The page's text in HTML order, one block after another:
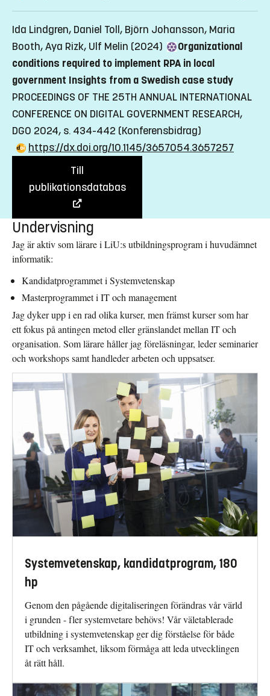
Ida Lindgren, Daniel Toll, Björn Johansson, Maria
Booth, Aya Rizk, Ulf Melin (2024)
Organizational
conditions required to implement RPA in local
government Insights from a Swedish case study
PROCEEDINGS OF THE 25TH ANNUAL INTERNATIONAL
CONFERENCE ON DIGITAL GOVERNMENT RESEARCH,
DGO 2024, s. 434-442 (Konferensbidrag)
https://dx.doi.org/10.1145/3657054.3657257
Till
publikationsdatabas
Undervisning
Jag är aktiv som lärare i LiU:s utbildningsprogram i huvudämnet
informatik:
Kandidatprogrammet i Systemvetenskap
Masterprogrammet i IT och management
Jag dyker upp i en rad olika kurser, men främst kurser som har
ett fokus på antingen metod eller gränslandet mellan IT och
organisation. Som lärare håller jag föreläsningar, leder seminarier
och workshops samt handleder arbeten och uppsatser.
Systemvetenskap, kandidatprogram, 180
hp
Genom den pågående digitaliseringen förändras vår värld
i grunden - fler systemvetare behövs! Vår väletablerade
utbildning i systemvetenskap ger dig förståelse för både
IT och verksamhet, liksom förmåga att leda utvecklingen
åt rätt håll.